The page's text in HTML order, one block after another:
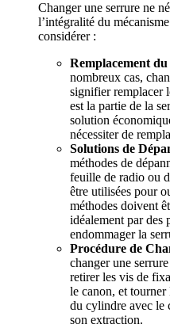
Changer une serrure ne
l’intégralité du
considérer :
Remplacement
nombreux cas,
signifier remplacer
est la partie de la
solution
nécessiter de
Solutions de
méthodes de
feuille de radio ou
être utilisées pour
méthodes doivent
idéalement par des
endommager la
Procédure de
changer une
retirer les vis de
le canon, et
du cylindre avec le
son extraction.